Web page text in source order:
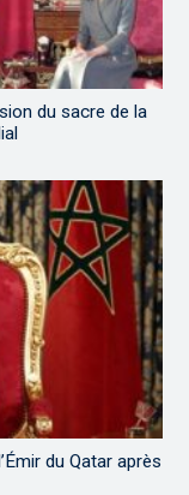
du sacre de la
du Qatar après